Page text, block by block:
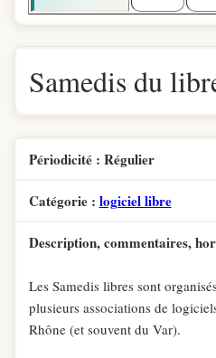
Samedis du
Périodicité : Régulier
Catégorie : logiciel libre
Description, commentaires,
Les Samedis libres sont
plusieurs associations de
Rhône (et souvent du Var).